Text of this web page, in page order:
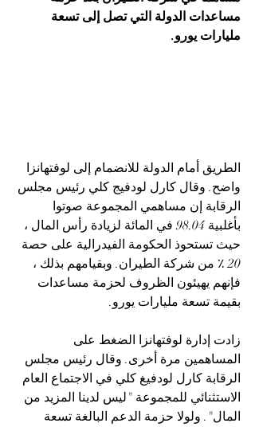
مساعدات الدولة التي تصل إلى تسعة
مليارات يورو.
الطريق أمام الدولة للانضمام إلى لوفتهانزا
واضح. وقال كارل لودفيج كلي رئيس مجلس
الرقابة إن مساهمي المجموعة صوتوا
بأغلبية 98.04 في المائة لزيادة رأس المال ،
حيث تستحوذ الحكومة الفيدرالية على حصة
20 ٪ من شركة الطيران. وبقيامهم بذلك ،
فإنهم يهيئون الظروف لحزمة مساعدات
بقيمة تسعة مليارات يورو.
زادت إدارة لوفتهانزا الضغط على
المساهمين مرة أخرى. وقال رئيس مجلس
الرقابة كارل لودفيغ كلي في الاجتماع العام
الاستثنائي للمجموعة "ليس لدينا المزيد من
المال". ولولا حزمة الدعم البالغة تسعة